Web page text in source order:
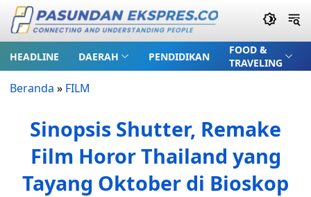
HEADLINE DAERAH PENDIDIKAN
FOOD &
TRAVELING
Beranda » FILM
Sinopsis Shutter, Remake
Film Horor Thailand yang
Tayang Oktober di Bioskop